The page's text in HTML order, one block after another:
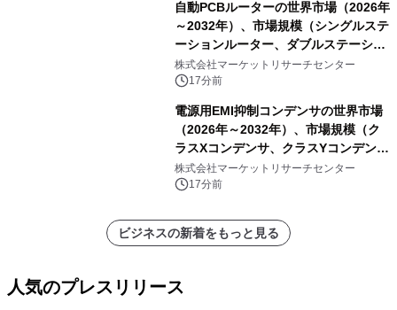
自動PCBルーターの世界市場（2026年
～2032年）、市場規模（シングルステ
ーションルーター、ダブルステーショ
ンルーター）・分析レポートを発表
株式会社マーケットリサーチセンター
17分前
電源用EMI抑制コンデンサの世界市場
（2026年～2032年）、市場規模（ク
ラスXコンデンサ、クラスYコンデン
サ）・分析レポートを発表
株式会社マーケットリサーチセンター
17分前
ビジネスの新着をもっと見る
人気のプレスリリース